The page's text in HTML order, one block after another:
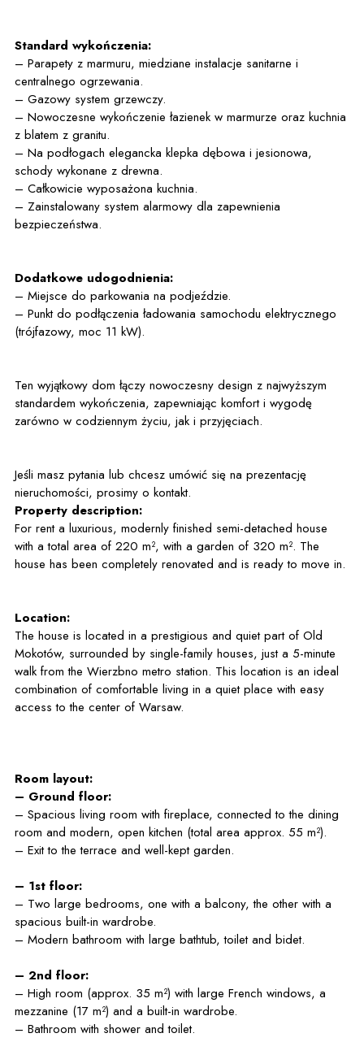
Standard wykończenia:
– Parapety z marmuru, miedziane instalacje sanitarne i
centralnego ogrzewania.
– Gazowy system grzewczy.
– Nowoczesne wykończenie łazienek w marmurze oraz kuchnia
z blatem z granitu.
– Na podłogach elegancka klepka dębowa i jesionowa,
schody wykonane z drewna.
– Całkowicie wyposażona kuchnia.
– Zainstalowany system alarmowy dla zapewnienia
bezpieczeństwa.
Dodatkowe udogodnienia:
– Miejsce do parkowania na podjeździe.
– Punkt do podłączenia ładowania samochodu elektrycznego
(trójfazowy, moc 11 kW).
Ten wyjątkowy dom łączy nowoczesny design z najwyższym
standardem wykończenia, zapewniając komfort i wygodę
zarówno w codziennym życiu, jak i przyjęciach.
Jeśli masz pytania lub chcesz umówić się na prezentację
nieruchomości, prosimy o kontakt.
Property description:
For rent a luxurious, modernly finished semi-detached house
with a total area of 220 m², with a garden of 320 m². The
house has been completely renovated and is ready to move in.
Location:
The house is located in a prestigious and quiet part of Old
Mokotów, surrounded by single-family houses, just a 5-minute
walk from the Wierzbno metro station. This location is an ideal
combination of comfortable living in a quiet place with easy
access to the center of Warsaw.
Room layout:
– Ground floor:
– Spacious living room with fireplace, connected to the dining
room and modern, open kitchen (total area approx. 55 m²).
– Exit to the terrace and well-kept garden.
– 1st floor:
– Two large bedrooms, one with a balcony, the other with a
spacious built-in wardrobe.
– Modern bathroom with large bathtub, toilet and bidet.
– 2nd floor:
– High room (approx. 35 m²) with large French windows, a
mezzanine (17 m²) and a built-in wardrobe.
– Bathroom with shower and toilet.